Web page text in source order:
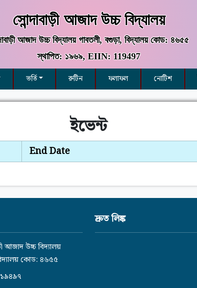
সোন্দাবাড়ী আজাদ উচ্চ বিদ্যালয়
আজাদ উচ্চ বিদ্যালয় গাবতলী, বগুড়া, বিদ্যালয় কোড: ৪৬৫৫
স্থাপিত: ১৯৬৯, EIIN: 119497
ভর্তি রুটিন ফলাফল নোটিশ
ইভেন্ট
End Date
আজাদ উচ্চ বিদ্যালয়
কোড: ৪৬৫৫
দ্রুত লিঙ্ক